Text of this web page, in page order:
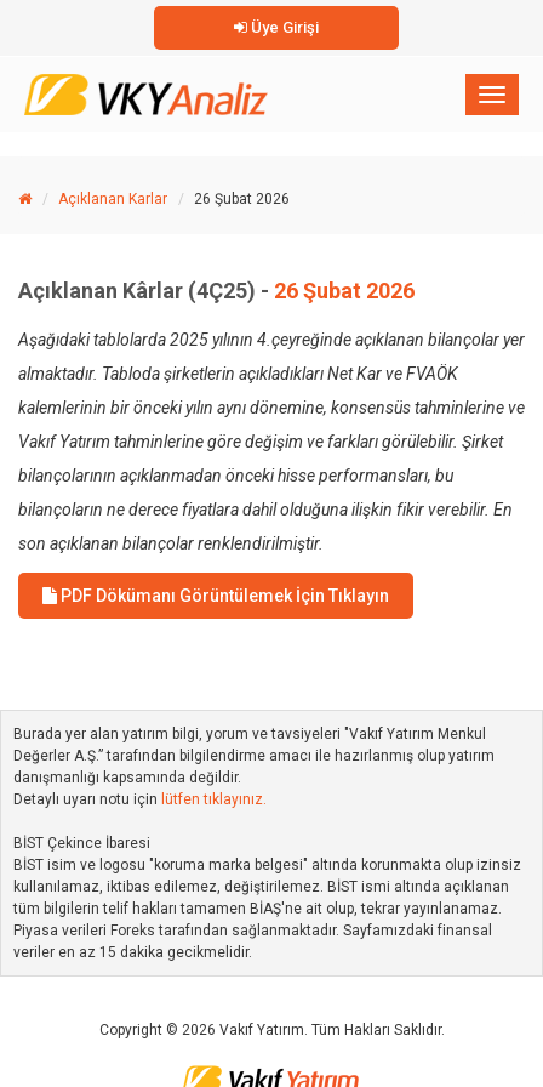
Üye Girişi
×
Açıklanan Karlar 26 Şubat 2026
Açıklanan Kârlar (4Ç25) - 26 Şubat 2026
Aşağıdaki tablolarda 2025 yılının 4.çeyreğinde açıklanan bilançolar yer
almaktadır. Tabloda şirketlerin açıkladıkları Net Kar ve FVAÖK
kalemlerinin bir önceki yılın aynı dönemine, konsensüs tahminlerine ve
Vakıf Yatırım tahminlerine göre değişim ve farkları görülebilir. Şirket
bilançolarının açıklanmadan önceki hisse performansları, bu
bilançoların ne derece fiyatlara dahil olduğuna ilişkin fikir verebilir. En
son açıklanan bilançolar renklendirilmiştir.
PDF Dökümanı Görüntülemek İçin Tıklayın
Burada yer alan yatırım bilgi, yorum ve tavsiyeleri "Vakıf Yatırım Menkul
Değerler A.Ş.” tarafından bilgilendirme amacı ile hazırlanmış olup yatırım
danışmanlığı kapsamında değildir.
Detaylı uyarı notu için lütfen tıklayınız.
BİST Çekince İbaresi
BİST isim ve logosu "koruma marka belgesi" altında korunmakta olup izinsiz
kullanılamaz, iktibas edilemez, değiştirilemez. BİST ismi altında açıklanan
tüm bilgilerin telif hakları tamamen BİAŞ'ne ait olup, tekrar yayınlanamaz.
Piyasa verileri Foreks tarafından sağlanmaktadır. Sayfamızdaki finansal
veriler en az 15 dakika gecikmelidir.
Copyright © 2026 Vakıf Yatırım. Tüm Hakları Saklıdır.